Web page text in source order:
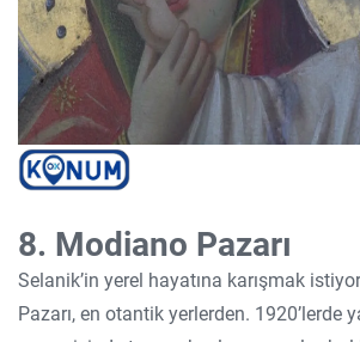
8. Modiano Pazarı
Selanik’in yerel hayatına karışmak
Pazarı, en otantik yerlerden. 1920’lerde